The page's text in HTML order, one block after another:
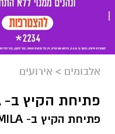
אלבומים > אירועים
פתיחת הקיץ ב- MILA
פתיחת הקיץ ב- MILA